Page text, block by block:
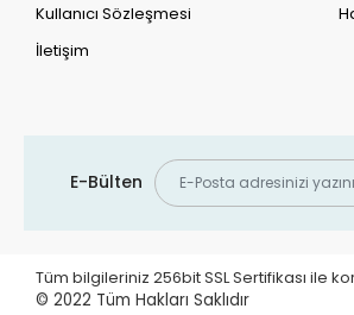
Kullanıcı Sözleşmesi
İletişim
E-Bülten
Tüm bilgileriniz 256bit SSL Sertifikası ile
© 2022 Tüm Hakları Saklıdır